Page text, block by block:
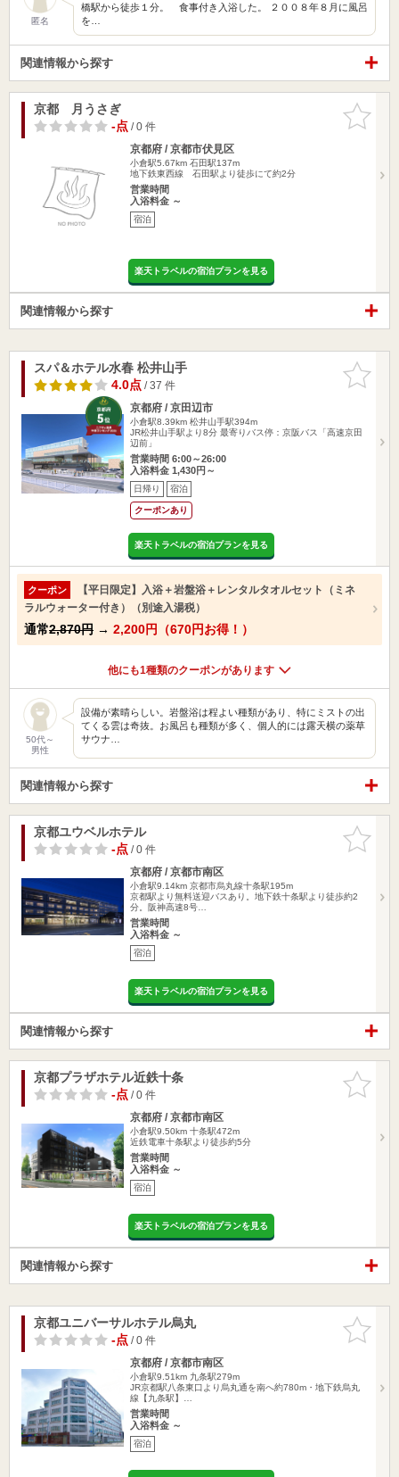
匿名
橋駅から徒歩１分。 食事付き入浴した。 ２００８年８月に風呂
を…
関連情報から探す
お気に入
りに追加
京都 月うさぎ
-点/ 0 件
京都府 / 京都市伏見区
小倉駅5.67km 石田駅137m
地下鉄東西線 石田駅より徒歩にて約2分
営業時間
入浴料金 ～
宿泊
楽天トラベルの宿泊プランを見る
関連情報から探す
お気に入
りに追加
スパ＆ホテル水春 松井山手
4.0点/ 37 件
京都府 / 京田辺市
小倉駅8.39km 松井山手駅394m
JR松井山手駅より8分 最寄りバス停：京阪バス「高速京田
辺前」
営業時間 6:00～26:00
入浴料金 1,430円～
日帰り 宿泊
クーポンあり
楽天トラベルの宿泊プランを見る
クーポン
【平日限定】入浴＋岩盤浴＋レンタルタオルセット（ミネ
ラルウォーター付き）（別途入湯税）
通常2,870円 → 2,200円（670円お得！）
他にも1種類のクーポンがあります
50代～
男性
設備が素晴らしい。岩盤浴は程よい種類があり、特にミストの出
てくる雲は奇抜。お風呂も種類が多く、個人的には露天横の薬草
サウナ…
関連情報から探す
お気に入
りに追加
京都ユウベルホテル
-点/ 0 件
京都府 / 京都市南区
小倉駅9.14km 京都市烏丸線十条駅195m
京都駅より無料送迎バスあり。地下鉄十条駅より徒歩約2
分。阪神高速8号…
営業時間
入浴料金 ～
宿泊
楽天トラベルの宿泊プランを見る
関連情報から探す
お気に入
りに追加
京都プラザホテル近鉄十条
-点/ 0 件
京都府 / 京都市南区
小倉駅9.50km 十条駅472m
近鉄電車十条駅より徒歩約5分
営業時間
入浴料金 ～
宿泊
楽天トラベルの宿泊プランを見る
関連情報から探す
お気に入
りに追加
京都ユニバーサルホテル烏丸
-点/ 0 件
京都府 / 京都市南区
小倉駅9.51km 九条駅279m
JR京都駅八条東口より烏丸通を南へ約780m・地下鉄烏丸
線【九条駅】…
営業時間
入浴料金 ～
宿泊